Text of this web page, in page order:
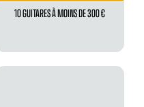
10 GUITARES À MOINS DE 300 €